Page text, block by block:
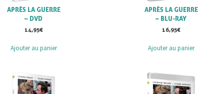
APRÈS LA GUERRE
– DVD
14,95€
Ajouter au panier
APRÈS LA GUERRE
– BLU-RAY
16,95€
Ajouter au panier